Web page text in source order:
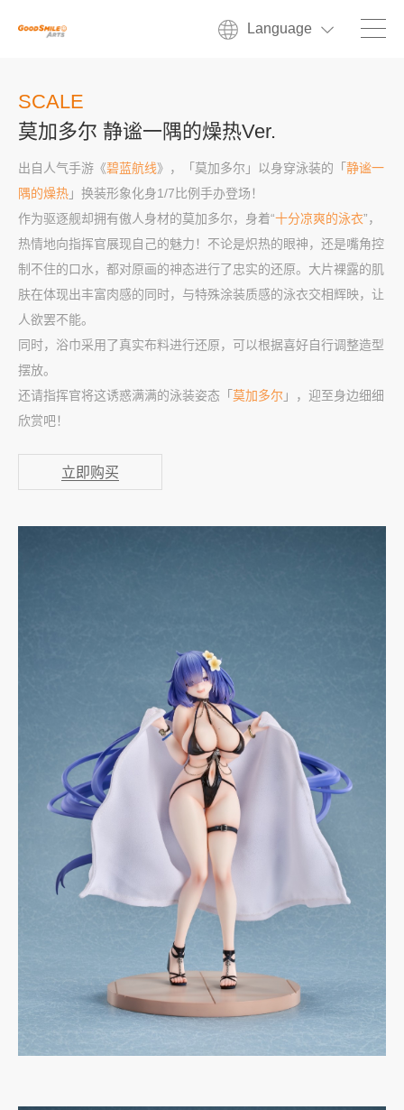
Language
SCALE
莫加多尔 静谧一隅的燥热Ver.
出自人气手游《碧蓝航线》，「莫加多尔」以身穿泳装的「 静谧一
隅的燥热 」换装形象化身1/7比例手办登场！
作为驱逐舰却拥有傲人身材的莫加多尔，身着“十分凉爽的泳衣”，
热情地向指挥官展现自己的魅力！不论是炽热的眼神，还是嘴角控
制不住的口水，都对原画的神态进行了忠实的还原。大片裸露的肌
肤在体现出丰富肉感的同时，与特殊涂装质感的泳衣交相辉映，让
人欲罢不能。
同时，浴巾采用了真实布料进行还原，可以根据喜好自行调整造型
摆放。
还请指挥官将这诱惑满满的泳装姿态「 莫加多尔 」，迎至身边细细
欣赏吧！
立即购买